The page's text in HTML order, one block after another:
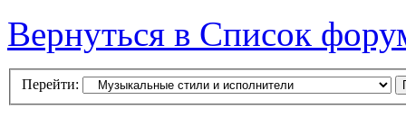
Вернуться в Список
Перейти: